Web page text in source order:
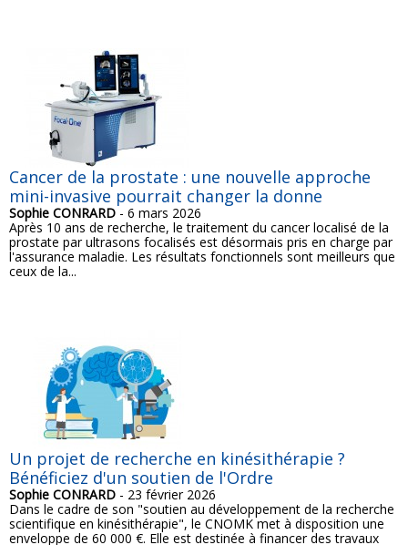
Cancer de la prostate : une nouvelle approche
mini-invasive pourrait changer la donne
Sophie CONRARD - 6 mars 2026
Après 10 ans de recherche, le traitement du cancer localisé de la
prostate par ultrasons focalisés est désormais pris en charge par
l'assurance maladie. Les résultats fonctionnels sont meilleurs que
ceux de la...
Un projet de recherche en kinésithérapie ?
Bénéficiez d'un soutien de l'Ordre
Sophie CONRARD - 23 février 2026
Dans le cadre de son "soutien au développement de la recherche
scientifique en kinésithérapie", le CNOMK met à disposition une
enveloppe de 60 000 €. Elle est destinée à financer des travaux